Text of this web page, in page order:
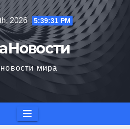
2026 5:39:32 PM
мира